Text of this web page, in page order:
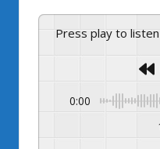
Press play to
0:00